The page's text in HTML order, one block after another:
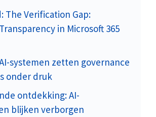
The Verification Gap:
in Microsoft 365
systemen zetten governance
onder druk
ontdekking: AI-
blijken verborgen